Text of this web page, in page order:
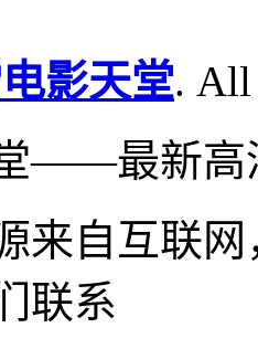
影天堂. All
——最新高
来自互联
联系